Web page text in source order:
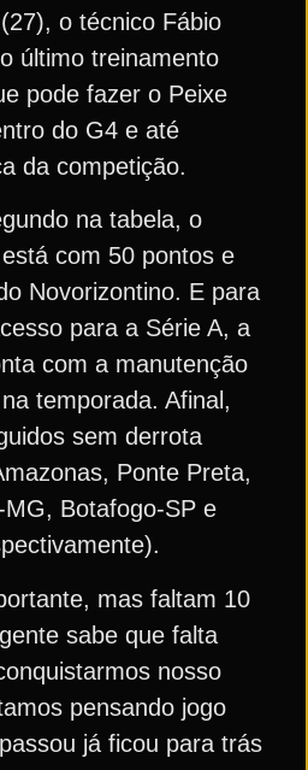
o técnico Fábio
último treinamento
pode fazer o Peixe
do G4 e até
da competição.
na tabela, o
com 50 pontos e
Novorizontino. E para
para a Série A, a
com a manutenção
temporada. Afinal,
sem derrota
Ponte Preta,
Botafogo-SP e
mas faltam 10
sabe que falta
nosso
pensando jogo
já ficou para trás